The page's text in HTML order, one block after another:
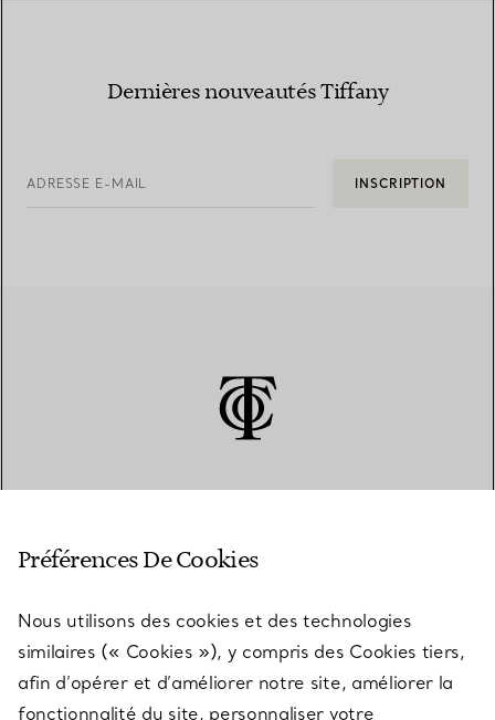
Dernières nouveautés Tiffany
ADRESSE E-MAIL INSCRIPTION
SERVICES
Préférences De Cookies
Nous utilisons des cookies et des technologies
similaires (« Cookies »), y compris des Cookies tiers,
afin d’opérer et d’améliorer notre site, améliorer la
fonctionnalité du site, personnaliser votre